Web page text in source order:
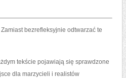
bezrefleksyjnie odtwarzać te
tekście pojawiają się sprawdzone
dla marzycieli i realistów